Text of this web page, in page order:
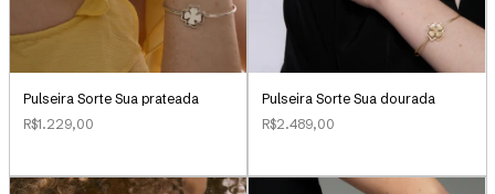
Pulseira Sorte Sua prateada
R$1.229,00
Pulseira Sorte Sua dourada
R$2.489,00